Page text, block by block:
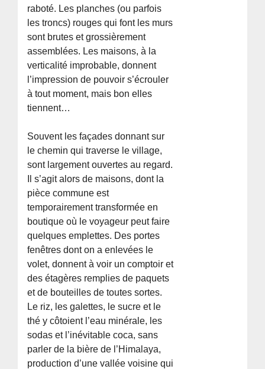
raboté. Les planches (ou parfois
les troncs) rouges qui font les murs
sont brutes et grossièrement
assemblées. Les maisons, à la
verticalité improbable, donnent
l’impression de pouvoir s’écrouler
à tout moment, mais bon elles
tiennent…
Souvent les façades donnant sur
le chemin qui traverse le village,
sont largement ouvertes au regard.
Il s’agit alors de maisons, dont la
pièce commune est
temporairement transformée en
boutique où le voyageur peut faire
quelques emplettes. Des portes
fenêtres dont on a enlevées le
volet, donnent à voir un comptoir et
des étagères remplies de paquets
et de bouteilles de toutes sortes.
Le riz, les galettes, le sucre et le
thé y côtoient l’eau minérale, les
sodas et l’inévitable coca, sans
parler de la bière de l’Himalaya,
production d’une vallée voisine qui